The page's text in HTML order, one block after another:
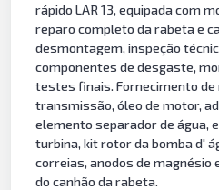
rápido LAR 13, equipada com
reparo completo da rabeta e
desmontagem, inspeção
componentes de desgaste,
testes finais. Fornecimento
transmissão, óleo de motor,
elemento separador de água,
turbina, kit rotor da bomba d'
correias, anodos de magnésio
do canhão da rabeta.